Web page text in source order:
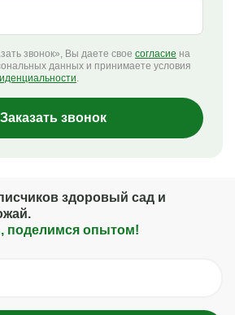
звонок», Вы даете свое согласие на
данных и принимаете условия
.
Заказать звонок
здоровый сад и
поделимся опытом!